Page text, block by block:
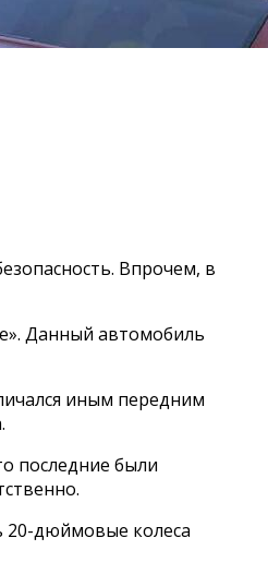
Впрочем, в
Данный автомобиль
иным передним
последние были
20-дюймовые колеса